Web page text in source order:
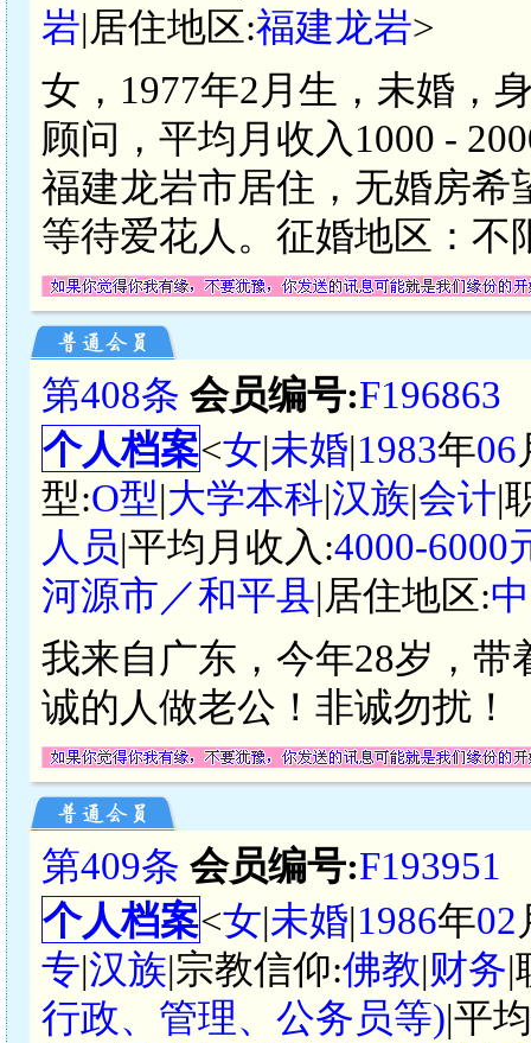
岩|居住地区:福建龙岩>
女，1977年2月生，未婚，
顾问，平均月收入1000 -
福建龙岩市居住，无婚房希
等待爱花人。征婚地区：不
第408条 会员编号:F196863
个人档案<女|未婚|1983年06
型:O型|大学本科|汉族|会计|
人员|平均月收入:4000-6000
河源市／和平县|居住地区:
我来自广东，今年28岁，
诚的人做老公！非诚勿扰！
第409条 会员编号:F193951
个人档案<女|未婚|1986年02
专|汉族|宗教信仰:佛教|财务|
行政、管理、公务员等)|平